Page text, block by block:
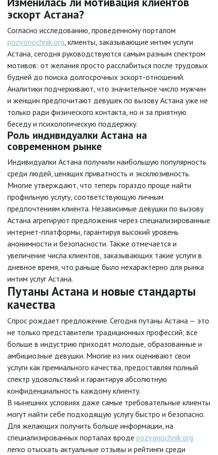
эскорт Астана?
Согласно исследованию, проведенному порталом
pozvonochnik.org , клиенты, заказывающие интим услуги
Астана, сегодня руководствуются самым разным спектром
мотивов: от желания просто расслабиться после трудовых
будней до поиска долгосрочных эскорт-отношений.
Аналитики подчеркивают, что значительное число мужчин
и женщин предпочитают девушек по вызову Астана уже не
только ради физического контакта, но и за приятную
беседу и психологическую поддержку.
Роль индивидуалки Астана на
современном рынке
Индивидуалки Астана получили наибольшую популярность
среди людей, ценящих приватность и эксклюзивность.
Многие утверждают, что теперь гораздо проще найти
профильную услугу, соответствующую личным
предпочтениям клиента. Независимые девушки по вызову
Астана агрегируют предложения через специализированные
интернет-платформы, гарантируя высокий уровень
анонимности и безопасности. Также отмечается и
увеличение числа клиентов, заказывающих такие услуги в
дневное время, что раньше было нехарактерно для рынка
интим услуг Астана.
Путаны Астана и новые стандарты
качества
Спрос рождает предложение. Сегодня путаны Астана — это
не только представители традиционных профессий; все
больше в индустрию приходят молодые, образованные и
амбициозные девушки. Многие из них оценивают свои
услуги как премиального качества, предоставляя полный
спектр удовольствий и гарантируя абсолютную
конфиденциальность каждому клиенту.
В нынешних условиях даже самые требовательные клиенты
могут найти себе подходящую услугу быстро и безопасно.
Для желающих получить больше информации, на
специализированных порталах вроде pozvonochnik.org
легко отыскать актуальные отзывы и рейтинги среди